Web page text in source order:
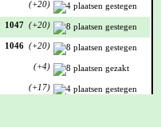
(+20)
1047 (+20)
1046 (+20)
(+4)
(+17)